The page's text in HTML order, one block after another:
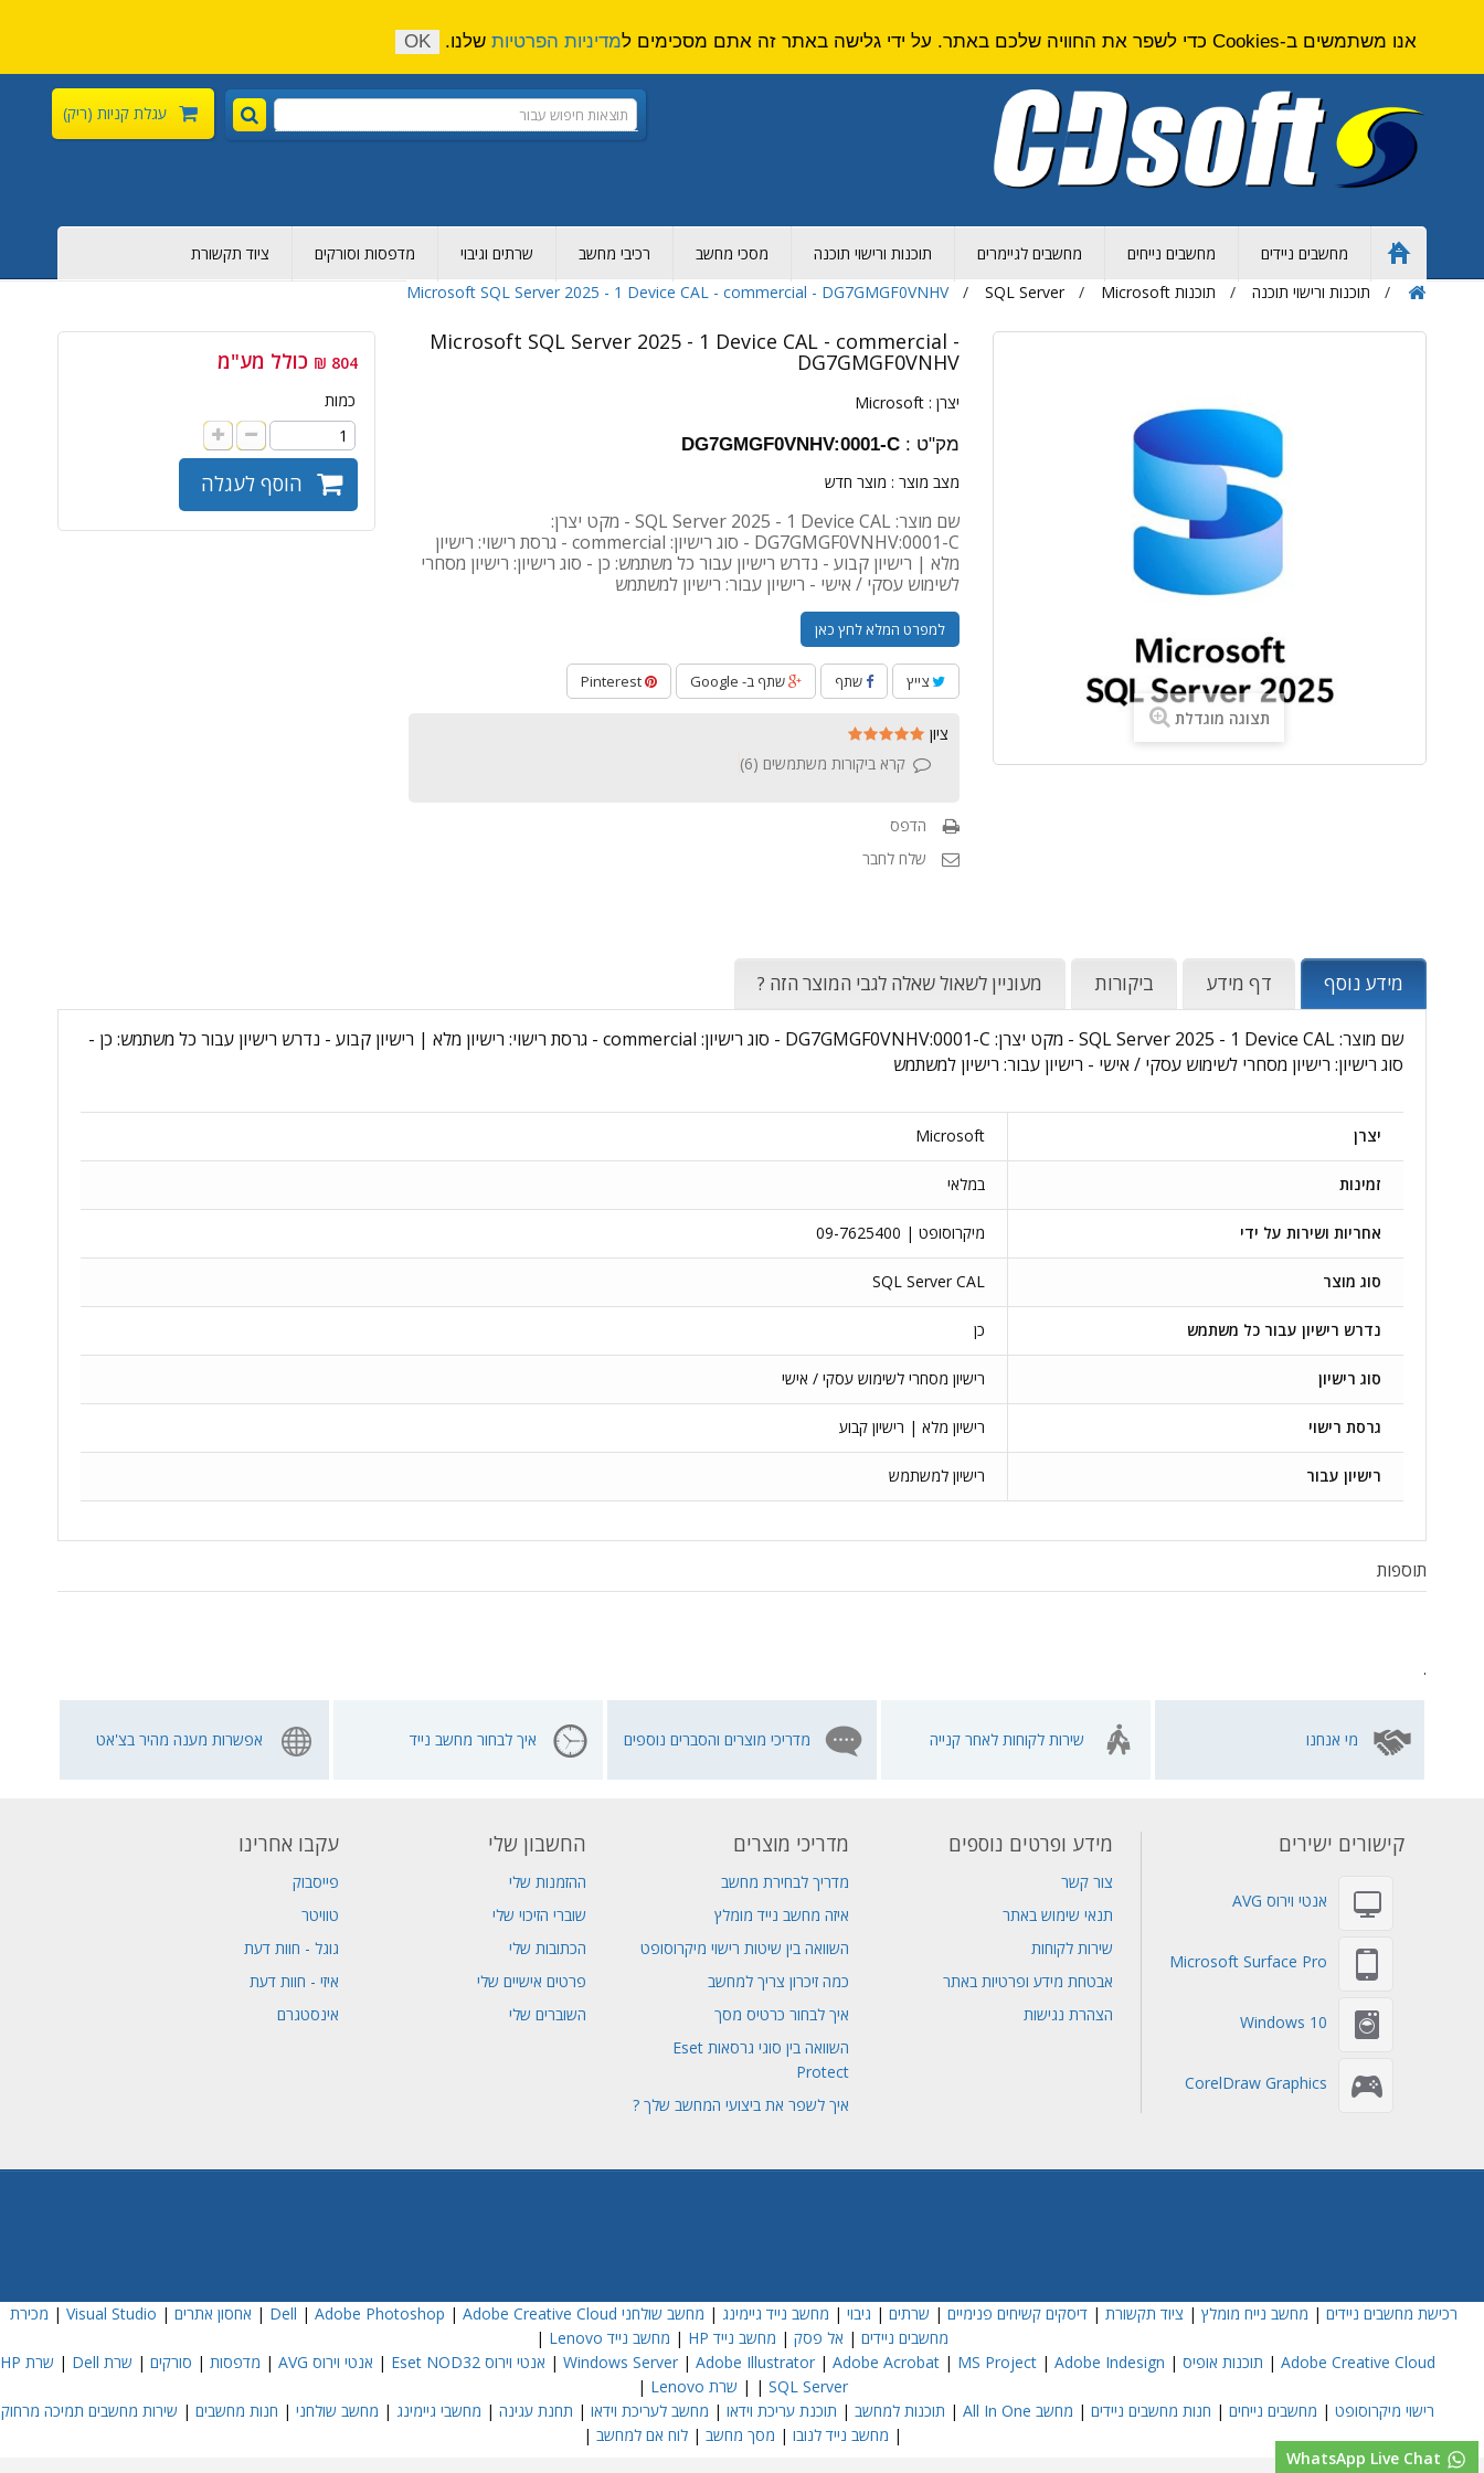
עגלת קניות (ריק)
Home
Page
מחשבים ניידים מחשבים נייחים מחשבים לגיימרים תוכנות ורישוי תוכנה מסכי מחשב רכיבי מחשב שרתים וגיבוי מדפסות וסורקים
ציוד תקשורת
תוכנות ורישוי תוכנה
תוכנות Microsoft SQL Server
Microsoft SQL Server 2025 - 1 Device CAL - commercial - DG7GMGF0VNHV
תצוגה מוגדלת
Microsoft SQL Server 2025 - 1 Device CAL - commercial -
DG7GMGF0VNHV
יצרן :Microsoft
מק"ט : DG7GMGF0VNHV:0001-C
מצב מוצר : מוצר חדש
שם מוצר: SQL Server 2025 - 1 Device CAL - מקט יצרן:
DG7GMGF0VNHV:0001-C - סוג רישיון: commercial - גרסת רישוי: רישיון
מלא | רישיון קבוע - נדרש רישיון עבור כל משתמש: כן - סוג רישיון: רישיון מסחרי
לשימוש עסקי / אישי - רישיון עבור: רישיון למשתמש
למפרט המלא לחץ כאן
צייץ שתף שתף ב- Google Pinterest
ציון
קרא ביקורות משתמשים (6
)
הדפס
שלח לחבר
804 ₪ כולל מע"מ
כמות
הוסף לעגלה
מידע נוסף דף מידע ביקורות מעוניין לשאול שאלה לגבי המוצר הזה ?
שם מוצר: SQL Server 2025 - 1 Device CAL - מקט יצרן: DG7GMGF0VNHV:0001-C - סוג רישיון: commercial - גרסת רישוי: רישיון מלא | רישיון קבוע - נדרש רישיון עבור כל משתמש: כן -
סוג רישיון: רישיון מסחרי לשימוש עסקי / אישי - רישיון עבור: רישיון למשתמש
יצרן Microsoft
זמינות במלאי
אחריות ושירות על ידי מיקרוסופט | 09-7625400
סוג מוצר SQL Server CAL
נדרש רישיון עבור כל משתמש כן
סוג רישיון רישיון מסחרי לשימוש עסקי / אישי
גרסת רישוי רישיון מלא | רישיון קבוע
רישיון עבור רישיון למשתמש
תוספות
.
מי אנחנו שירות לקוחות לאחר קנייה מדריכי מוצרים והסברים נוספים איך לבחור מחשב נייד אפשרות מענה מהיר בצ'אט
קישורים ישירים
אנטי וירוס AVG
Microsoft Surface Pro
Windows 10
CorelDraw Graphics
מידע ופרטים נוספים
צור קשר
תנאי שימוש באתר
שירות לקוחות
אבטחת מידע ופרטיות באתר
הצהרת נגישות
מדריכי מוצרים
מדריך לבחירת מחשב
איזה מחשב נייד מומלץ
השוואה בין שיטות רישוי מיקרוסופט
כמה זיכרון צריך למחשב
איך לבחור כרטיס מסך
השוואה בין סוגי גרסאות Eset
Protect
איך לשפר את ביצועי המחשב שלך ?
החשבון שלי
ההזמנות שלי
שוברי הזיכוי שלי
הכתובות שלי
פרטים אישיים שלי
השוברים שלי
עקבו אחרינו
פייסבוק
טוויטר
גוגל - חוות דעת
איזי - חוות דעת
אינסטגרם
אנו משתמשים ב-Cookies כדי לשפר את החוויה שלכם באתר. על ידי גלישה באתר זה אתם מסכימים ל מדיניות הפרטיות שלנו. OK
רכישת מחשבים ניידים | מחשב נייח מומלץ | ציוד תקשורת |דיסקים קשיחים פנימיים | שרתים | גיבוי | מחשב נייד גיימינג | מחשב שולחני Dell | Adobe Photoshop | Adobe Creative Cloud
| אחסון אתרים |
Visual Studio
| מכירת
מחשבים ניידים | אל פסק | מחשב נייד HP | מחשב נייד Lenovo
|
Adobe Creative Cloud
| תוכנות אופיס |
Windows Server | Adobe Illustrator | Adobe Acrobat | MS Project | Adobe Indesign
| אנטי וירוס Eset NOD32 | אנטי וירוס AVG | מדפסות | סורקים | שרת Dell | שרת HP
| SQL Server
| שרת Lenovo
|
רישוי מיקרוסופט | מחשבים נייחים | חנות מחשבים ניידים | מחשב All In One | תוכנות למחשב | תוכנת עריכת וידאו | מחשב לעריכת וידאו | תחנת עגינה | מחשבי גיימינג | מחשב שולחני | חנות מחשבים | שירות מחשבים תמיכה מרחוק
| מחשב נייד לנובו | מסך מחשב |לוח אם למחשב |